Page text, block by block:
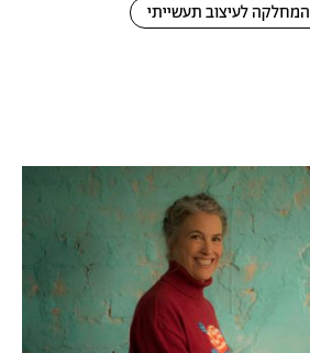
המחלקה לעיצוב תעשייתי